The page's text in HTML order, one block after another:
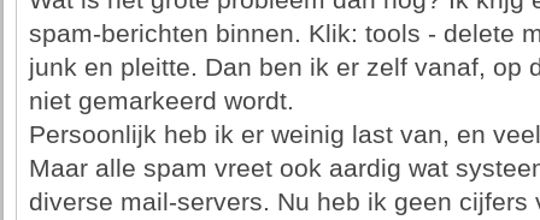
spam-berichten binnen. Klik: tools - delete
junk en pleitte. Dan ben ik er zelf vanaf, op
niet gemarkeerd wordt.
Persoonlijk heb ik er weinig last van, en
Maar alle spam vreet ook aardig wat
diverse mail-servers. Nu heb ik geen cijfers